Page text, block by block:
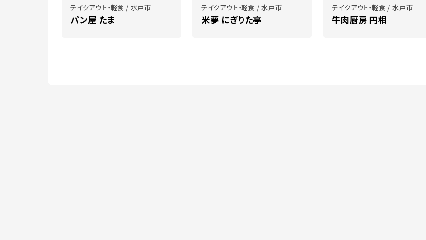
テイクアウト・軽食 / 水戸市
パン屋 たま
テイクアウト・軽食 / 水戸市
米夢 にぎりた亭
テイクアウト・軽食 / 水戸市
牛肉厨房 円相